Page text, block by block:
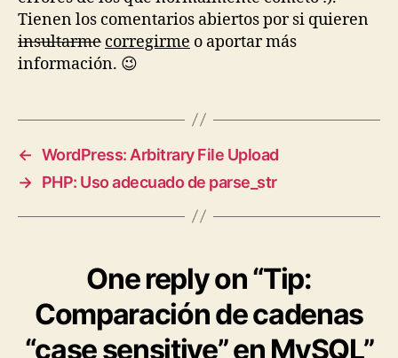
Tienen los comentarios abiertos por si quieren
insultarme corregirme o aportar más
información. 😉
← WordPress: Arbitrary File Upload
→ PHP: Uso adecuado de parse_str
One reply on “Tip:
Comparación de cadenas
“case sensitive” en MySQL”